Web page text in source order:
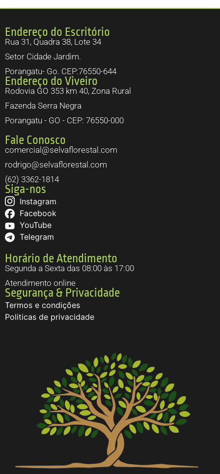
Endereço do Escritório
Rua 31, Quadra 38, Lote 34
Setor Cidade Jardim.
Porangatu- Go. CEP:76550-644
Endereço do Viveiro
Rodovia GO 353 km 40, Zona Rural
Fazenda Serra Negra
Porangatu - GO - CEP: 76550-000
Fale Conosco
comercial@selvaflorestal.com
rodrigo@selvaflorestal.com
(62) 3362-1814
Siga-nos
Instagram
Facebook
YouTube
Telegram
Horário de Atendimento
Segunda a Sexta das 08:00 às 17:00
Atendimento online
Segurança & Privacidade
Termos e condições
Politicas de privacidade